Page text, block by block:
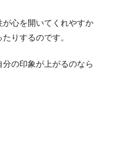
心を開いてくれやすか
りするのです。
の印象が上がるのなら